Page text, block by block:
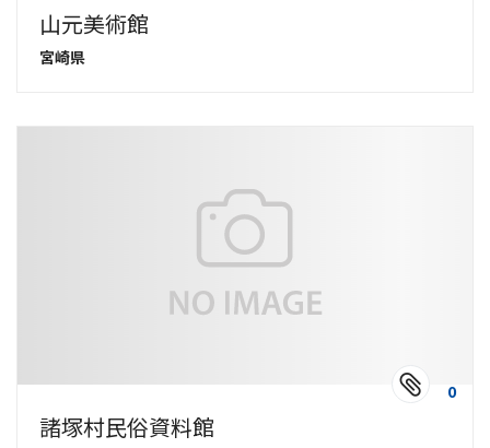
山元美術館
宮崎県
0
諸塚村民俗資料館